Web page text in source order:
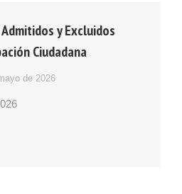
y Excluidos
Ciudadana
de 2026